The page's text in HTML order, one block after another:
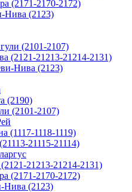
(2171-2170-2172)
Нива (2123)
(2101-2107)
(2121-21213-21214-2131)
Нива (2123)
(2190)
(2101-2107)
(1117-1118-1119)
21115-21114)
21213-21214-2131)
(2171-2170-2172)
Нива (2123)